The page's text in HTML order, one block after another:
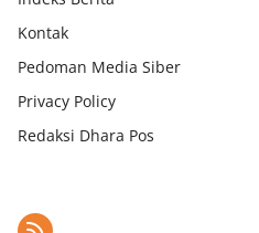
Kontak
Pedoman Media Siber
Privacy Policy
Redaksi Dhara Pos